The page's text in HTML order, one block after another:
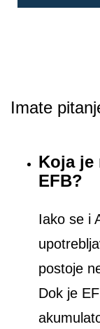
Imate
Koja je
EFB?
Iako se i
postoje
Dok je